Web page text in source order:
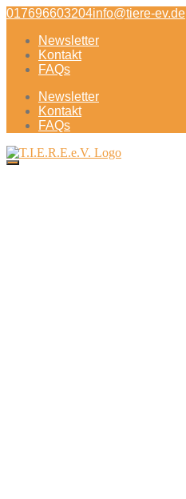
Direkt
Inhalt
017696603204info@tiere-ev.de
Newsletter
Kontakt
FAQs
Newsletter
Kontakt
FAQs